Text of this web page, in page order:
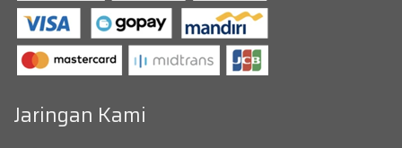
Jaringan Kami